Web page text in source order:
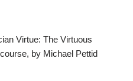
Virtue: The Virtuous
by Michael Pettid